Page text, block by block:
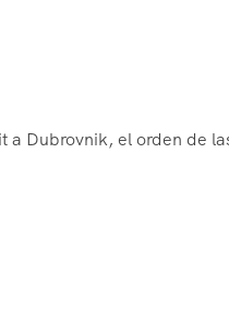
a Dubrovnik, el orden de